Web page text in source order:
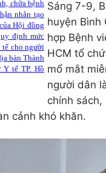
chữa bệnh
nhân tạo
Hội đồng
định mức
tế cho người
bàn Thành
tế TP. Hồ
Sáng 7-9,
huyện Bình
hợp Bệnh
HCM tổ
mổ mắt
người dân
chính sách,
cảnh khó khăn.